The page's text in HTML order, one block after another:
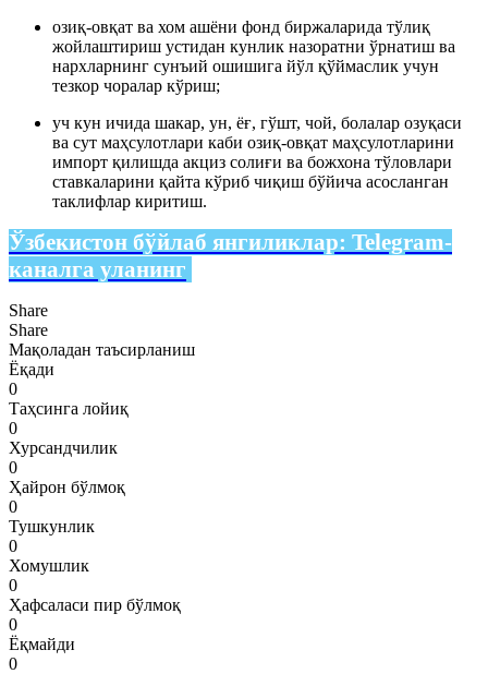
озиқ-овқат ва хом ашёни фонд биржаларида тўлиқ
жойлаштириш устидан кунлик назоратни ўрнатиш ва
нархларнинг сунъий ошишига йўл қўймаслик учун
тезкор чоралар кўриш;
уч кун ичида шакар, ун, ёғ, гўшт, чой, болалар озуқаси
ва сут маҳсулотлари каби озиқ-овқат маҳсулотларини
импорт қилишда акциз солиғи ва божхона тўловлари
ставкаларини қайта кўриб чиқиш бўйича асосланган
таклифлар киритиш.
Ўзбекистон бўйлаб янгиликлар: Telegram-
каналга уланинг
Share
Share
Мақоладан таъсирланиш
Ёқади
0
Таҳсинга лойиқ
0
Хурсандчилик
0
Ҳайрон бўлмоқ
0
Тушкунлик
0
Хомушлик
0
Ҳафсаласи пир бўлмоқ
0
Ёқмайди
0